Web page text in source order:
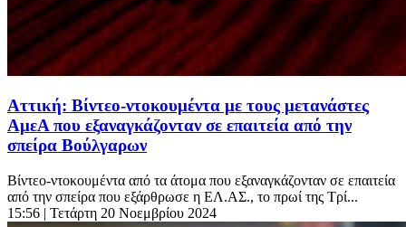
Αττική: Βίντεο-ντοκουμέντα με τους μετανάστες
ΑμεΑ που εξαναγκάζονταν σε επαιτεία από την
σπείρα Βούλγαρων
Βίντεο-ντοκουμέντα από τα άτομα που εξαναγκάζονταν σε επαιτεία
από την σπείρα που εξάρθρωσε η ΕΛ.ΑΣ., το πρωί της Τρί...
15:56 | Τετάρτη 20 Νοεμβρίου 2024